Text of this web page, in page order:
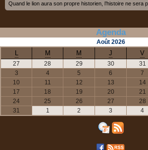
Quand le lion aura son propre historien, l’histoire ne sera
Agenda
Août 2026
L M M J V
27 28 29 30 31
3
4 5 6 7
10
11 12 13 14
17
18 19 20 21
24
25 26 27 28
31
1 2 3 4